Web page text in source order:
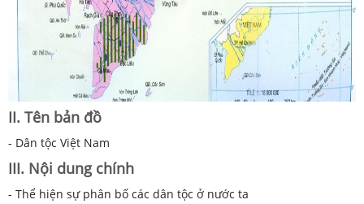
II. Tên bản đồ
- Dân tộc Việt Nam
III. Nội dung chính
- Thể hiện sự phân bố các dân tộc ở nước ta